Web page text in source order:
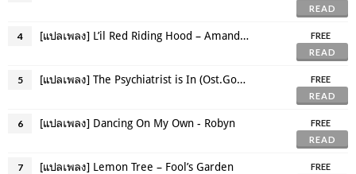
READ
4 [แปลเพลง] L’il Red Riding Hood – Amanda Seyfried
FREE
READ
5 [แปลเพลง] The Psychiatrist is In (Ost.God Help The Girl) – Emily Browning
FREE
READ
6 [แปลเพลง] Dancing On My Own - Robyn
FREE
READ
7 [แปลเพลง] Lemon Tree – Fool’s Garden
FREE